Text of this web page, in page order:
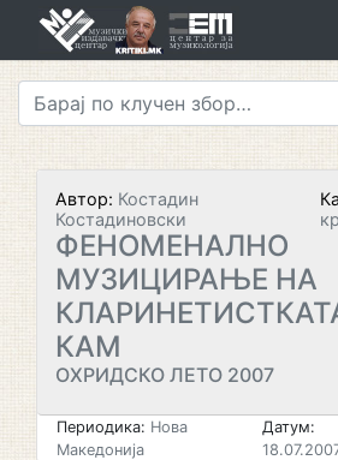
Автор: Костадин
Костадиновски
ФЕНОМЕНАЛНО
МУЗИЦИРАЊЕ НА
КАМ
ОХРИДСКО ЛЕТО 2007
Периодика: Нова
Македонија
Датум: